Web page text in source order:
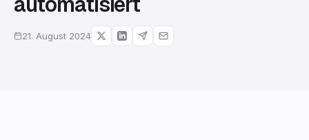
21. August 2024